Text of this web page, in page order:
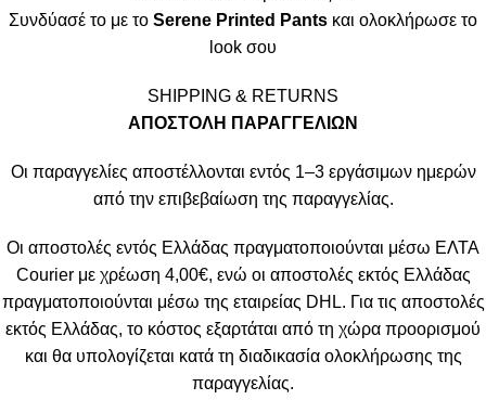
Συνδύασέ το με το Serene Printed Pants και ολοκλήρωσε το
look σου
SHIPPING & RETURNS
ΑΠΟΣΤΟΛΗ ΠΑΡΑΓΓΕΛΙΩΝ
Οι παραγγελίες αποστέλλονται εντός 1–3 εργάσιμων ημερών
από την επιβεβαίωση της παραγγελίας.
Οι αποστολές εντός Ελλάδας πραγματοποιούνται μέσω ΕΛΤΑ
Courier με χρέωση 4,00€, ενώ οι αποστολές εκτός Ελλάδας
πραγματοποιούνται μέσω της εταιρείας DHL. Για τις αποστολές
εκτός Ελλάδας, το κόστος εξαρτάται από τη χώρα προορισμού
και θα υπολογίζεται κατά τη διαδικασία ολοκλήρωσης της
παραγγελίας.